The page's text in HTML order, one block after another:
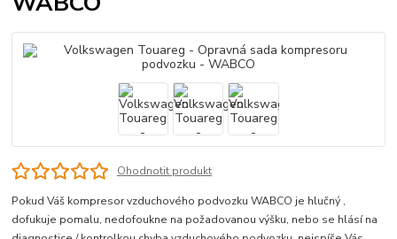
Ohodnotit produkt
Pokud Váš kompresor vzduchového podvozku WABCO je hlučný ,
dofukuje pomalu, nedofoukne na požadovanou výšku, nebo se hlásí na